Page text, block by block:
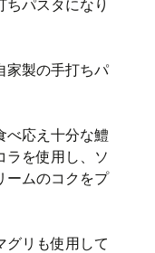
ちパスタになり
家製の手打ちパ
べ応え十分な鱧
ラを使用し、ソ
ームのコクをプ
グリも使用して